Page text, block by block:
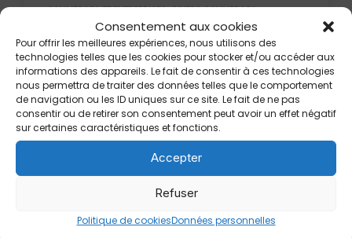
Consentement aux cookies
Pour offrir les meilleures expériences, nous utilisons des
technologies telles que les cookies pour stocker et/ou accéder aux
informations des appareils. Le fait de consentir à ces technologies
nous permettra de traiter des données telles que le comportement
de navigation ou les ID uniques sur ce site. Le fait de ne pas
consentir ou de retirer son consentement peut avoir un effet négatif
sur certaines caractéristiques et fonctions.
Accepter
Refuser
Politique de cookiesDonnées personnelles
COMMERCES ET ENTREPRISES,DIVERS COMMERCES
GESTION SECRÉTARIAT PROVENCE-LUBERON
178 Rue des Grands Vergers
13610 Saint-Estève-Janson
En savoir plus